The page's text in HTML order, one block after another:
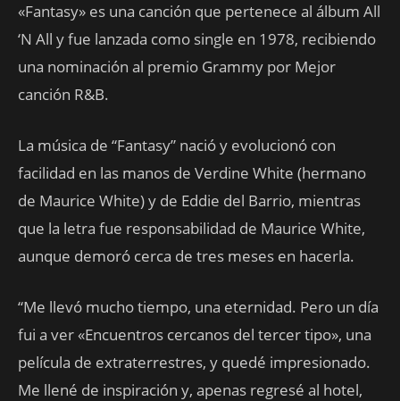
«Fantasy» es una canción que pertenece al álbum All
‘N All y fue lanzada como single en 1978, recibiendo
una nominación al premio Grammy por Mejor
canción R&B.
La música de “Fantasy” nació y evolucionó con
facilidad en las manos de Verdine White (hermano
de Maurice White) y de Eddie del Barrio, mientras
que la letra fue responsabilidad de Maurice White,
aunque demoró cerca de tres meses en hacerla.
“Me llevó mucho tiempo, una eternidad. Pero un día
fui a ver «Encuentros cercanos del tercer tipo», una
película de extraterrestres, y quedé impresionado.
Me llené de inspiración y, apenas regresé al hotel,